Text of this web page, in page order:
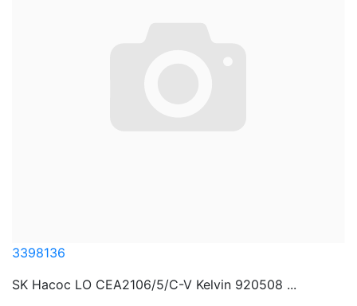
3398136
SK Насос LO CEA2106/5/C-V Kelvin 920508 ...